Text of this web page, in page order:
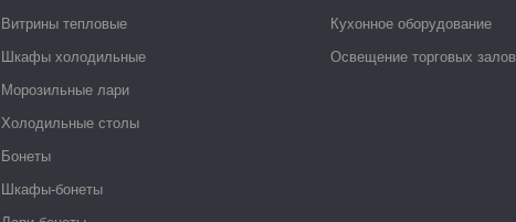
Витрины тепловые
Шкафы холодильные
Морозильные лари
Холодильные столы
Бонеты
Шкафы-бонеты
Кухонное оборудование
Освещение торговых залов